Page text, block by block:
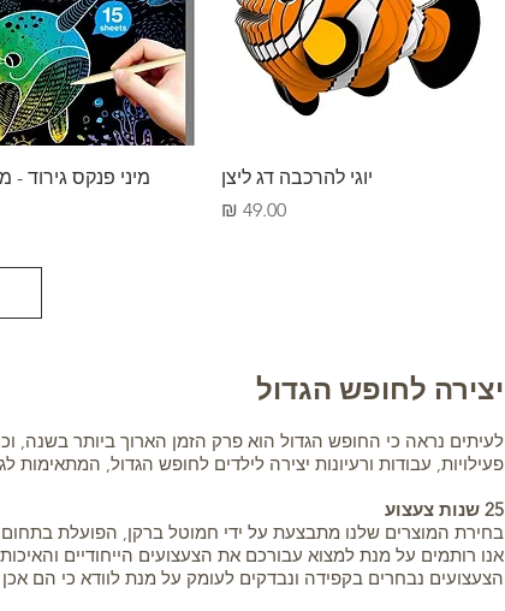
תצוגה מהירה
יוגי להרכבה דג ליצן
מחיר‏49.00 ‏₪
תצוגה מהירה
מיני פנקס גירוד
יצירה לחופש הגדול
לעיתים נראה כי החופש הגדול הוא פרק הזמן הארוך ביותר בשנה,
פעילויות, עבודות ורעיונות יצירה לילדים לחופש הגדול, המתאימות
25 שנות צעצוע
אנו רותמים על מנת למצוא עבורכם את הצעצועים הייחודיים
הצעצועים נבחרים בקפידה ונבדקים לעומק על מנת לוודא כי הם